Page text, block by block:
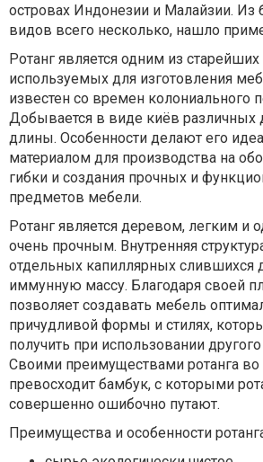
островах Индонезии и Малайзии. Из
видов всего несколько, нашло
Ротанг является одним из
используемых для изготовления
известен со времен колониального
Добывается в виде киёв различных
длины. Особенности делают его
материалом для производства на
гибки и создания прочных и
предметов мебели.
Ротанг является деревом, легким и
очень прочным. Внутренняя
отдельных капиллярных слившихся
иммунную массу. Благодаря своей
позволяет создавать мебель
причудливой формы и стилях,
получить при использовании
Своими преимуществами ротанга
превосходит бамбук, с которыми
совершенно ошибочно путают.
Преимущества и особенности